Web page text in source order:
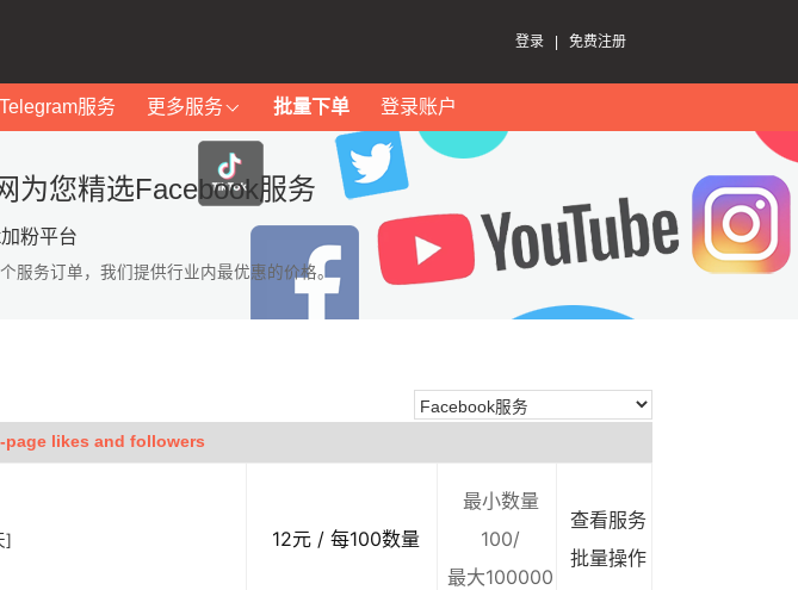
登录 免费注册
Telegram服务 更多服务 批量下单 登录账户
为您精选Facebook服务
粉平台
服务订单，我们提供行业内最优惠的价格。
-page likes and followers
] 12元 / 每100数量
最小数量
100/
最大100000
查看服务
批量操作